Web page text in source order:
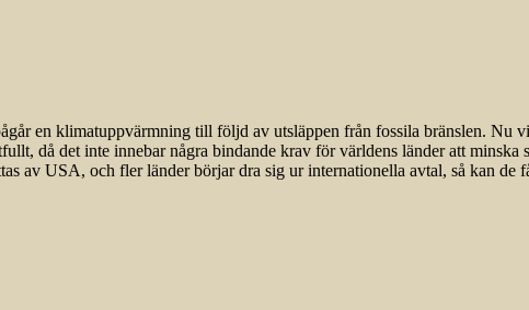
en klimatuppvärmning till följd av utsläppen från fossila bränslen. Nu
då det inte innebar några bindande krav för världens länder att
av USA, och fler länder börjar dra sig ur internationella avtal, så kan de